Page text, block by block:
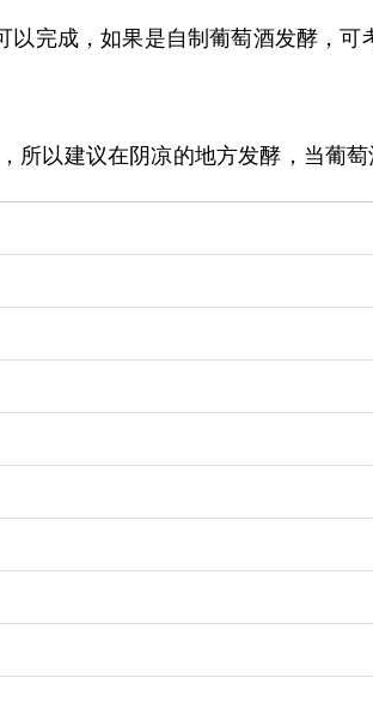
完成，如果是自制葡萄酒发酵，
以建议在阴凉的地方发酵，当葡萄